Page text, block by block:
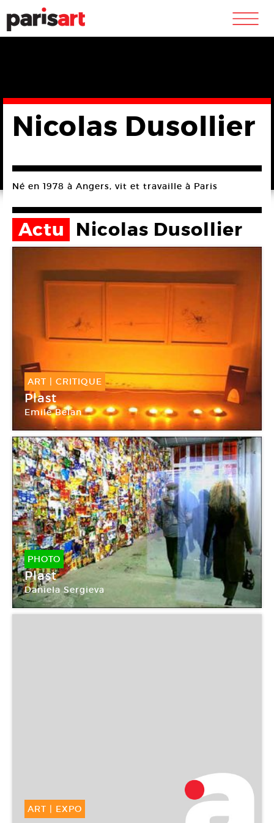
m
Nicolas Dusollier
Né en 1978 à Angers, vit et travaille à Paris
Actu Nicolas Dusollier
ART | CRITIQUE
Plast
Emile Belan
PHOTO
Plast
Daniela Sergieva
ART | EXPO